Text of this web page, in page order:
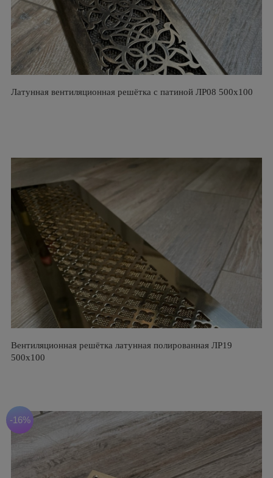
Латунная вентиляционная решётка с патиной ЛР08 500х100
Вентиляционная решётка латунная полированная ЛР19
500х100
-16%